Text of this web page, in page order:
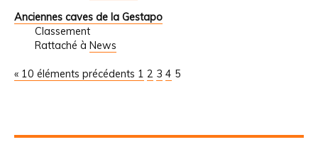
Anciennes caves de la Gestapo
Classement
Rattaché à News
« 10 éléments précédents 1 2 3 4 5